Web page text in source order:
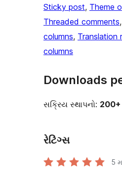
Sticky post, Theme
Threaded comments,
columns, Translation
columns
Downloads
સક્રિય સ્થાપનો: 200+
રેટિંગ્સ
5